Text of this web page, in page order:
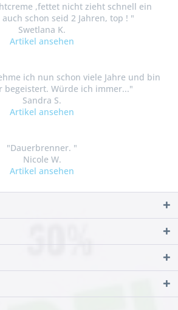
,fettet nicht zieht schnell ein
schon seid 2 Jahren, top ! "
Swetlana K.
Artikel ansehen
ich nun schon viele Jahre und bin
begeistert. Würde ich immer..."
Sandra S.
Artikel ansehen
"Dauerbrenner. "
Nicole W.
Artikel ansehen